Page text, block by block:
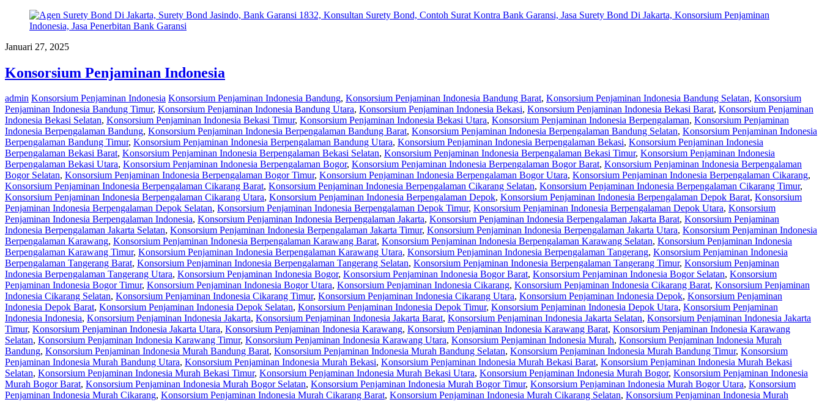
Januari 27, 2025
Konsorsium Penjaminan Indonesia
admin Konsorsium Penjaminan Indonesia Konsorsium Penjaminan Indonesia Bandung, Konsorsium Penjaminan Indonesia Bandung Barat, Konsorsium Penjaminan Indonesia Bandung Selatan, Konsorsium
Penjaminan Indonesia Bandung Timur, Konsorsium Penjaminan Indonesia Bandung Utara, Konsorsium Penjaminan Indonesia Bekasi, Konsorsium Penjaminan Indonesia Bekasi Barat, Konsorsium Penjaminan
Indonesia Bekasi Selatan, Konsorsium Penjaminan Indonesia Bekasi Timur, Konsorsium Penjaminan Indonesia Bekasi Utara, Konsorsium Penjaminan Indonesia Berpengalaman, Konsorsium Penjaminan
Indonesia Berpengalaman Bandung, Konsorsium Penjaminan Indonesia Berpengalaman Bandung Barat, Konsorsium Penjaminan Indonesia Berpengalaman Bandung Selatan, Konsorsium Penjaminan Indonesia
Berpengalaman Bandung Timur, Konsorsium Penjaminan Indonesia Berpengalaman Bandung Utara, Konsorsium Penjaminan Indonesia Berpengalaman Bekasi, Konsorsium Penjaminan Indonesia
Berpengalaman Bekasi Barat, Konsorsium Penjaminan Indonesia Berpengalaman Bekasi Selatan, Konsorsium Penjaminan Indonesia Berpengalaman Bekasi Timur, Konsorsium Penjaminan Indonesia
Berpengalaman Bekasi Utara, Konsorsium Penjaminan Indonesia Berpengalaman Bogor, Konsorsium Penjaminan Indonesia Berpengalaman Bogor Barat, Konsorsium Penjaminan Indonesia Berpengalaman
Bogor Selatan, Konsorsium Penjaminan Indonesia Berpengalaman Bogor Timur, Konsorsium Penjaminan Indonesia Berpengalaman Bogor Utara, Konsorsium Penjaminan Indonesia Berpengalaman Cikarang,
Konsorsium Penjaminan Indonesia Berpengalaman Cikarang Barat, Konsorsium Penjaminan Indonesia Berpengalaman Cikarang Selatan, Konsorsium Penjaminan Indonesia Berpengalaman Cikarang Timur,
Konsorsium Penjaminan Indonesia Berpengalaman Cikarang Utara, Konsorsium Penjaminan Indonesia Berpengalaman Depok, Konsorsium Penjaminan Indonesia Berpengalaman Depok Barat, Konsorsium
Penjaminan Indonesia Berpengalaman Depok Selatan, Konsorsium Penjaminan Indonesia Berpengalaman Depok Timur, Konsorsium Penjaminan Indonesia Berpengalaman Depok Utara, Konsorsium
Penjaminan Indonesia Berpengalaman Indonesia, Konsorsium Penjaminan Indonesia Berpengalaman Jakarta, Konsorsium Penjaminan Indonesia Berpengalaman Jakarta Barat, Konsorsium Penjaminan
Indonesia Berpengalaman Jakarta Selatan, Konsorsium Penjaminan Indonesia Berpengalaman Jakarta Timur, Konsorsium Penjaminan Indonesia Berpengalaman Jakarta Utara, Konsorsium Penjaminan Indonesia
Berpengalaman Karawang, Konsorsium Penjaminan Indonesia Berpengalaman Karawang Barat, Konsorsium Penjaminan Indonesia Berpengalaman Karawang Selatan, Konsorsium Penjaminan Indonesia
Berpengalaman Karawang Timur, Konsorsium Penjaminan Indonesia Berpengalaman Karawang Utara, Konsorsium Penjaminan Indonesia Berpengalaman Tangerang, Konsorsium Penjaminan Indonesia
Berpengalaman Tangerang Barat, Konsorsium Penjaminan Indonesia Berpengalaman Tangerang Selatan, Konsorsium Penjaminan Indonesia Berpengalaman Tangerang Timur, Konsorsium Penjaminan
Indonesia Berpengalaman Tangerang Utara, Konsorsium Penjaminan Indonesia Bogor, Konsorsium Penjaminan Indonesia Bogor Barat, Konsorsium Penjaminan Indonesia Bogor Selatan, Konsorsium
Penjaminan Indonesia Bogor Timur, Konsorsium Penjaminan Indonesia Bogor Utara, Konsorsium Penjaminan Indonesia Cikarang, Konsorsium Penjaminan Indonesia Cikarang Barat, Konsorsium Penjaminan
Indonesia Cikarang Selatan, Konsorsium Penjaminan Indonesia Cikarang Timur, Konsorsium Penjaminan Indonesia Cikarang Utara, Konsorsium Penjaminan Indonesia Depok, Konsorsium Penjaminan
Indonesia Depok Barat, Konsorsium Penjaminan Indonesia Depok Selatan, Konsorsium Penjaminan Indonesia Depok Timur, Konsorsium Penjaminan Indonesia Depok Utara, Konsorsium Penjaminan
Indonesia Indonesia, Konsorsium Penjaminan Indonesia Jakarta, Konsorsium Penjaminan Indonesia Jakarta Barat, Konsorsium Penjaminan Indonesia Jakarta Selatan, Konsorsium Penjaminan Indonesia Jakarta
Timur, Konsorsium Penjaminan Indonesia Jakarta Utara, Konsorsium Penjaminan Indonesia Karawang, Konsorsium Penjaminan Indonesia Karawang Barat, Konsorsium Penjaminan Indonesia Karawang
Selatan, Konsorsium Penjaminan Indonesia Karawang Timur, Konsorsium Penjaminan Indonesia Karawang Utara, Konsorsium Penjaminan Indonesia Murah, Konsorsium Penjaminan Indonesia Murah
Bandung, Konsorsium Penjaminan Indonesia Murah Bandung Barat, Konsorsium Penjaminan Indonesia Murah Bandung Selatan, Konsorsium Penjaminan Indonesia Murah Bandung Timur, Konsorsium
Penjaminan Indonesia Murah Bandung Utara, Konsorsium Penjaminan Indonesia Murah Bekasi, Konsorsium Penjaminan Indonesia Murah Bekasi Barat, Konsorsium Penjaminan Indonesia Murah Bekasi
Selatan, Konsorsium Penjaminan Indonesia Murah Bekasi Timur, Konsorsium Penjaminan Indonesia Murah Bekasi Utara, Konsorsium Penjaminan Indonesia Murah Bogor, Konsorsium Penjaminan Indonesia
Murah Bogor Barat, Konsorsium Penjaminan Indonesia Murah Bogor Selatan, Konsorsium Penjaminan Indonesia Murah Bogor Timur, Konsorsium Penjaminan Indonesia Murah Bogor Utara, Konsorsium
Penjaminan Indonesia Murah Cikarang, Konsorsium Penjaminan Indonesia Murah Cikarang Barat, Konsorsium Penjaminan Indonesia Murah Cikarang Selatan, Konsorsium Penjaminan Indonesia Murah